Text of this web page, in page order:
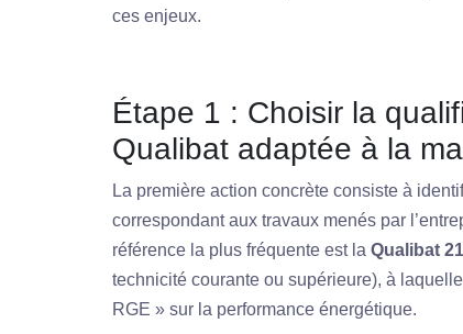
ces enjeux.
Étape 1 : Choisir la
Qualibat adaptée à la
La première action concrète consiste à
correspondant aux travaux menés par
référence la plus fréquente est la Qualibat
technicité courante ou supérieure), à
RGE » sur la performance énergétique.